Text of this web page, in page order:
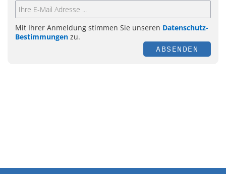
Mit Ihrer Anmeldung stimmen Sie unseren Datenschutz-
Bestimmungen zu.
ABSENDEN